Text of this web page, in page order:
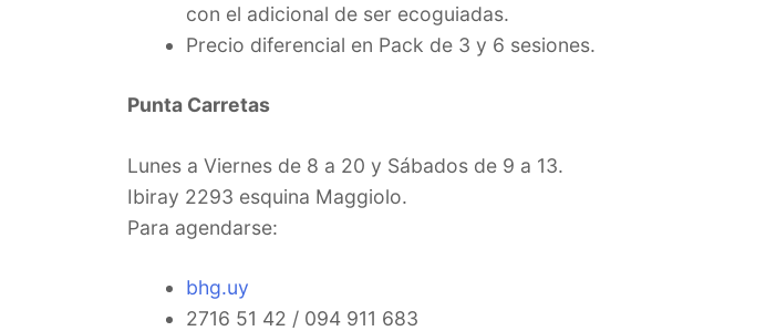
con el adicional de ser ecoguiadas.
Precio diferencial en Pack de 3 y 6 sesiones.
Punta Carretas
Lunes a Viernes de 8 a 20 y Sábados de 9 a 13.
Ibiray 2293 esquina Maggiolo.
Para agendarse:
bhg.uy
2716 51 42 / 094 911 683